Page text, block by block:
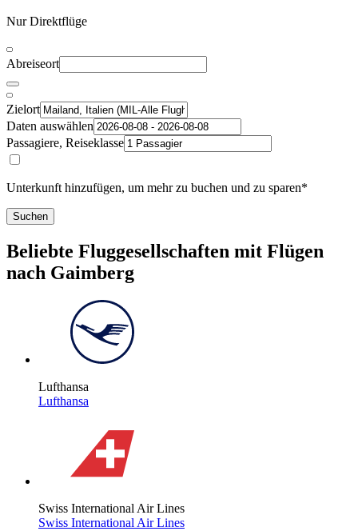
Nur Direktflüge
Abreiseort
Zielort
Daten auswählen
Passagiere, Reiseklasse
Unterkunft hinzufügen, um mehr zu buchen und zu sparen*
Suchen
Beliebte Fluggesellschaften mit Flügen
nach Gaimberg
Lufthansa
Lufthansa
Swiss International Air Lines
Swiss International Air Lines